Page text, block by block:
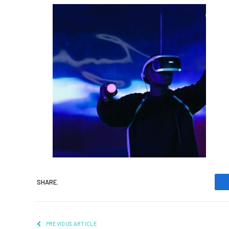
SHARE.
PREVIOUS ARTICLE